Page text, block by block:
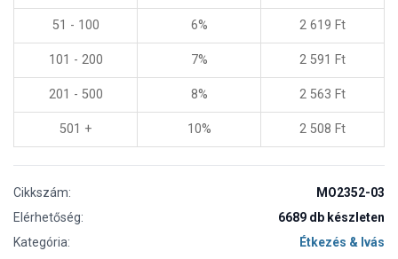
51 - 100 6% 2 619 Ft
101 - 200 7% 2 591 Ft
201 - 500 8% 2 563 Ft
501 + 10% 2 508 Ft
Cikkszám:
MO2352-03
Elérhetőség:
6689 db készleten
Kategória:
Étkezés & Ivás